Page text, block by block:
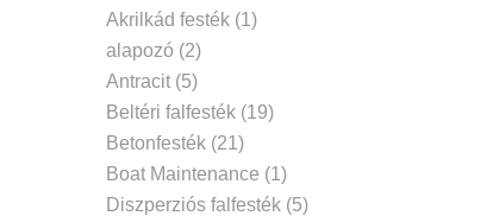
Akrilkád festék(1)
alapozó (2)
Antracit(5)
Beltéri falfesték(19)
Betonfesték(21)
Boat Maintenance (1)
Diszperziós falfesték(5)